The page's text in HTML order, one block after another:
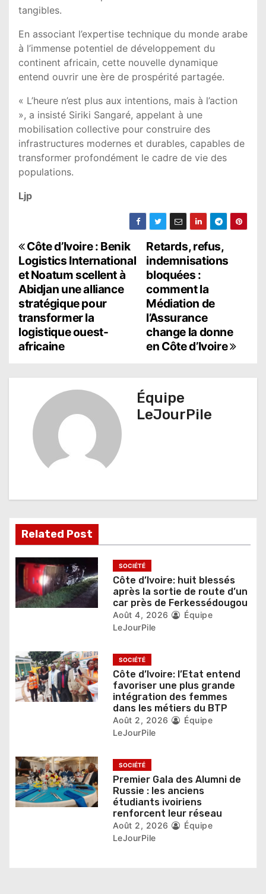
tangibles.
En associant l’expertise technique du monde arabe
à l’immense potentiel de développement du
continent africain, cette nouvelle dynamique
entend ouvrir une ère de prospérité partagée.
« L’heure n’est plus aux intentions, mais à l’action
», a insisté Siriki Sangaré, appelant à une
mobilisation collective pour construire des
infrastructures modernes et durables, capables de
transformer profondément le cadre de vie des
populations.
Ljp
N
a
v
i
g
e
l
’
a
r
t
c
l
e
Retards, refus,
indemnisations
bloquées :
comment la
Médiation de
l’Assurance
change la donne
en Côte d’Ivoire
Côte d’Ivoire : Benik
Logistics International
et Noatum scellent à
Abidjan une alliance
stratégique pour
transformer la
logistique ouest-
africaine
Équipe
LeJourPile
Related Post
SOCIÉTÉ
Côte d’Ivoire: huit blessés
après la sortie de route d’un
car près de Ferkessédougou
Août 4, 2026
Équipe
LeJourPile
SOCIÉTÉ
Côte d’Ivoire: l’Etat entend
favoriser une plus grande
intégration des femmes
dans les métiers du BTP
Août 2, 2026
Équipe
LeJourPile
SOCIÉTÉ
Premier Gala des Alumni de
Russie : les anciens
étudiants ivoiriens
renforcent leur réseau
Août 2, 2026
Équipe
LeJourPile